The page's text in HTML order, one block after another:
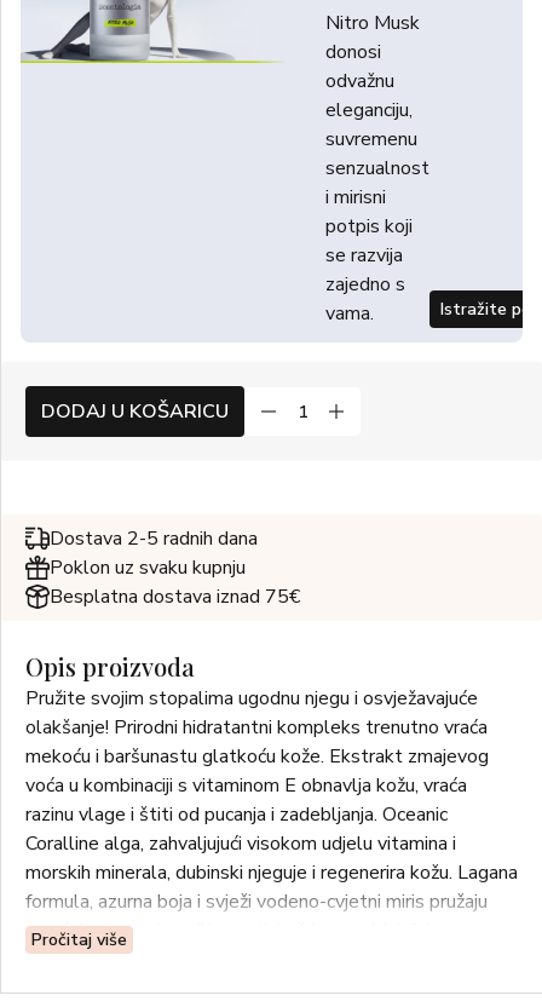
Nitro Musk
donosi
odvažnu
eleganciju,
suvremenu
senzualnost
i mirisni
potpis koji
se razvija
zajedno s
vama.
Istražite
DODAJ U KOŠARICU
Dostava 2-5 radnih dana
Poklon uz svaku kupnju
Besplatna dostava iznad 75€
Opis proizvoda
Pružite svojim stopalima ugodnu njegu i osvježavajuće
olakšanje! Prirodni hidratantni kompleks trenutno vraća
mekoću i baršunastu glatkoću kože. Ekstrakt zmajevog
voća u kombinaciji s vitaminom E obnavlja kožu, vraća
razinu vlage i štiti od pucanja i zadebljanja. Oceanic
Coralline alga, zahvaljujući visokom udjelu vitamina i
morskih minerala, dubinski njeguje i regenerira kožu. Lagana
formula, azurna boja i svježi vodeno-cvjetni miris pružaju
osjećaj odmora i opuštenosti, baš kao na Maldivima.
Pročitaj više